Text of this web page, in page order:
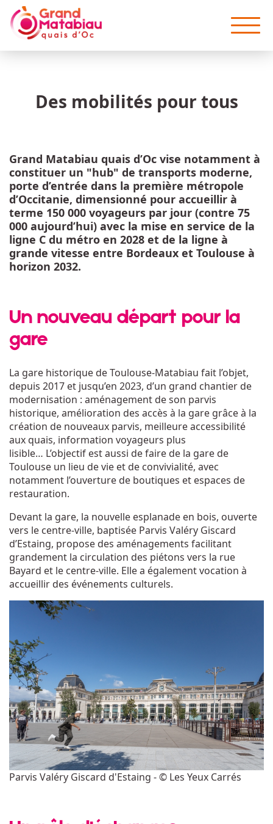
Aller au contenu principal
Des mobilités pour tous
Grand Matabiau quais d’Oc vise notamment à
constituer un "hub" de transports moderne,
porte d’entrée dans la première métropole
d’Occitanie, dimensionné pour accueillir à
terme 150 000 voyageurs par jour (contre 75
000 aujourd’hui) avec la mise en service de la
ligne C du métro en 2028 et de la ligne à
grande vitesse entre Bordeaux et Toulouse à
horizon 2032.
Un nouveau départ pour la
gare
La gare historique de Toulouse-Matabiau fait l’objet,
depuis 2017 et jusqu’en 2023, d’un grand chantier de
modernisation : aménagement de son parvis
historique, amélioration des accès à la gare grâce à la
création de nouveaux parvis, meilleure accessibilité
aux quais, information voyageurs plus
lisible… L’objectif est aussi de faire de la gare de
Toulouse un lieu de vie et de convivialité, avec
notamment l’ouverture de boutiques et espaces de
restauration.
Devant la gare, la nouvelle esplanade en bois, ouverte
vers le centre-ville, baptisée Parvis Valéry Giscard
d’Estaing, propose des aménagements facilitant
grandement la circulation des piétons vers la rue
Bayard et le centre-ville. Elle a également vocation à
accueillir des événements culturels.
Parvis Valéry Giscard d'Estaing - © Les Yeux Carrés